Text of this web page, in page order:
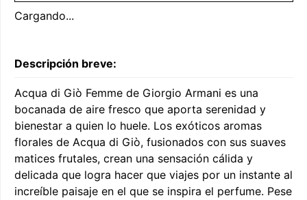
Cargando...
Descripción breve:
Acqua di Giò Femme de Giorgio Armani es una
bocanada de aire fresco que aporta serenidad y
bienestar a quien lo huele. Los exóticos aromas
florales de Acqua di Giò, fusionados con sus suaves
matices frutales, crean una sensación cálida y
delicada que logra hacer que viajes por un instante al
increíble paisaje en el que se inspira el perfume. Pese